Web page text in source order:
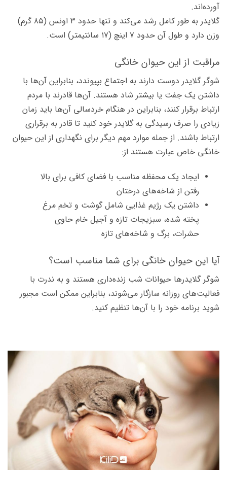
آورده‌اند.
گلایدر به طور کامل رشد می‌کند و تنها حدود ۳ اونس (۸۵ گرم)
وزن دارد و طول آن حدود ۷ اینچ (۱۷ سانتیمتر) است.
مراقبت از این حیوان خانگی
شوگر گلایدر دوست دارند به اجتماع بپیوندد، بنابراین آن‌ها با
داشتن یک جفت یا بیشتر شاد هستند. آن‌ها قادرند با مردم
ارتباط برقرار کنند، بنابراین در هنگام خردسالی آن‌ها باید زمان
زیادی را صرف رسیدگی به گلایدر خود کنید تا قادر به برقراری
ارتباط باشند. از جمله موارد مهم دیگر برای نگهداری از این حیوان
خانگی خاص عبارت هستند از:
ایجاد یک محفظه مناسب با فضای کافی برای بالا
رفتن از شاخه‌های درختان
داشتن یک رژیم غذایی شامل گوشت و تخم مرغ
پخته شده، سبزیجات تازه و آجیل خام حاوی
حشرات، برگ و شاخه‌های تازه
آیا این حیوان خانگی برای شما مناسب است؟
شوگر گلایدرها حیوانات شب زنده‌داری هستند و به ندرت با
فعالیت‌های روزانه سازگار می‌شوند، بنابراین ممکن است مجبور
شوید برنامه خود را با آن‌ها تنظیم کنید.